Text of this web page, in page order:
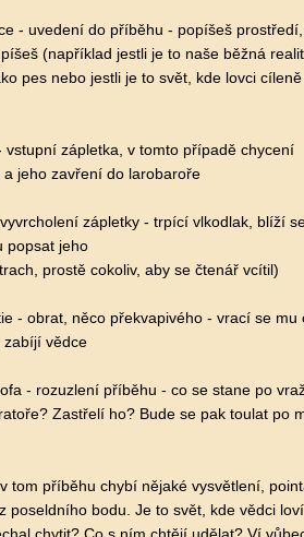
- uve­de­ní do pří­bě­hu - po­pí­šeš
(na­pří­klad jest­li je to naše běžná
pes nebo jest­li je to svět, kde lovci
vstup­ní zá­plet­ka, v tomto pří­pa­dě chy­ce­ní
a jeho za­vře­ní do la­ro­ba­ro­ře
zá­plet­ky - tr­pí­cí vl­kodlak, blíží
po­psat jeho
pros­tě co­ko­liv, aby se čte­nář vcí­til)
- obrat, něco pře­kva­pi­vé­ho - vrací se mu
za­bí­jí vědce
- ro­zuz­le­ní pří­bě­hu - co se stane po
Za­stře­lí ho? Bude se pak tou­lat po
tom pří­bě­hu chybí ně­ja­ké vy­svět­le­ní,
po­seld­ní­ho bodu. Je to svět, kde vědci